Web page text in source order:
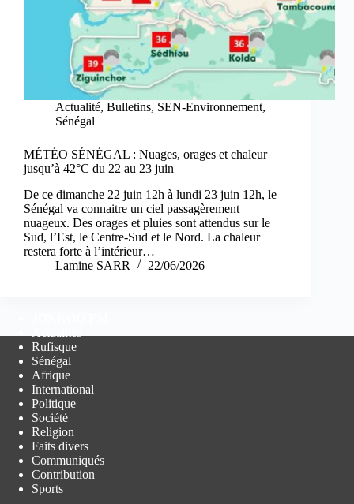
Actualité, Bulletins, SEN-Environnement,
Sénégal
MÉTÉO SÉNÉGAL : Nuages, orages et chaleur
jusqu’à 42°C du 22 au 23 juin
De ce dimanche 22 juin 12h à lundi 23 juin 12h, le
Sénégal va connaitre un ciel passagèrement
nuageux. Des orages et pluies sont attendus sur le
Sud, l’Est, le Centre-Sud et le Nord. La chaleur
restera forte à l’intérieur…
Lamine SARR
22/06/2026
Rufisque
Sénégal
Afrique
International
Politique
Société
Religion
Faits divers
Communiqués
Contribution
Sports